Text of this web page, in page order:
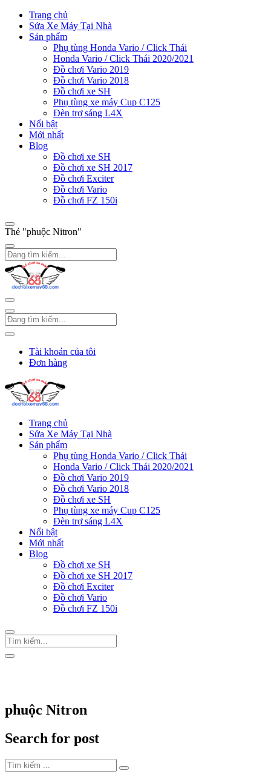
Trang chủ
Sửa Xe Máy Tại Nhà
Sản phẩm
Phụ tùng Honda Vario / Click Thái
Honda Vario / Click Thái 2020/2021
Đồ chơi Vario 2019
Đồ chơi Vario 2018
Đồ chơi xe SH
Phụ tùng xe máy Cup C125
Đèn trợ sáng L4X
Nổi bật
Mới nhất
Blog
Đồ chơi xe SH
Đồ chơi xe SH 2017
Đồ chơi Exciter
Đồ chơi Vario
Đồ chơi FZ 150i
Thẻ "phuộc Nitron"
Tài khoản của tôi
Đơn hàng
Trang chủ
Sửa Xe Máy Tại Nhà
Sản phẩm
Phụ tùng Honda Vario / Click Thái
Honda Vario / Click Thái 2020/2021
Đồ chơi Vario 2019
Đồ chơi Vario 2018
Đồ chơi xe SH
Phụ tùng xe máy Cup C125
Đèn trợ sáng L4X
Nổi bật
Mới nhất
Blog
Đồ chơi xe SH
Đồ chơi xe SH 2017
Đồ chơi Exciter
Đồ chơi Vario
Đồ chơi FZ 150i
phuộc Nitron
Search for post